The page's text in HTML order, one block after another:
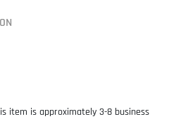
item is approximately 3-8 business